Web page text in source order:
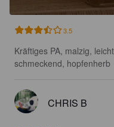
3.5
Kräftiges PA, malzig,
schmeckend, hopfenherb
CHRIS B